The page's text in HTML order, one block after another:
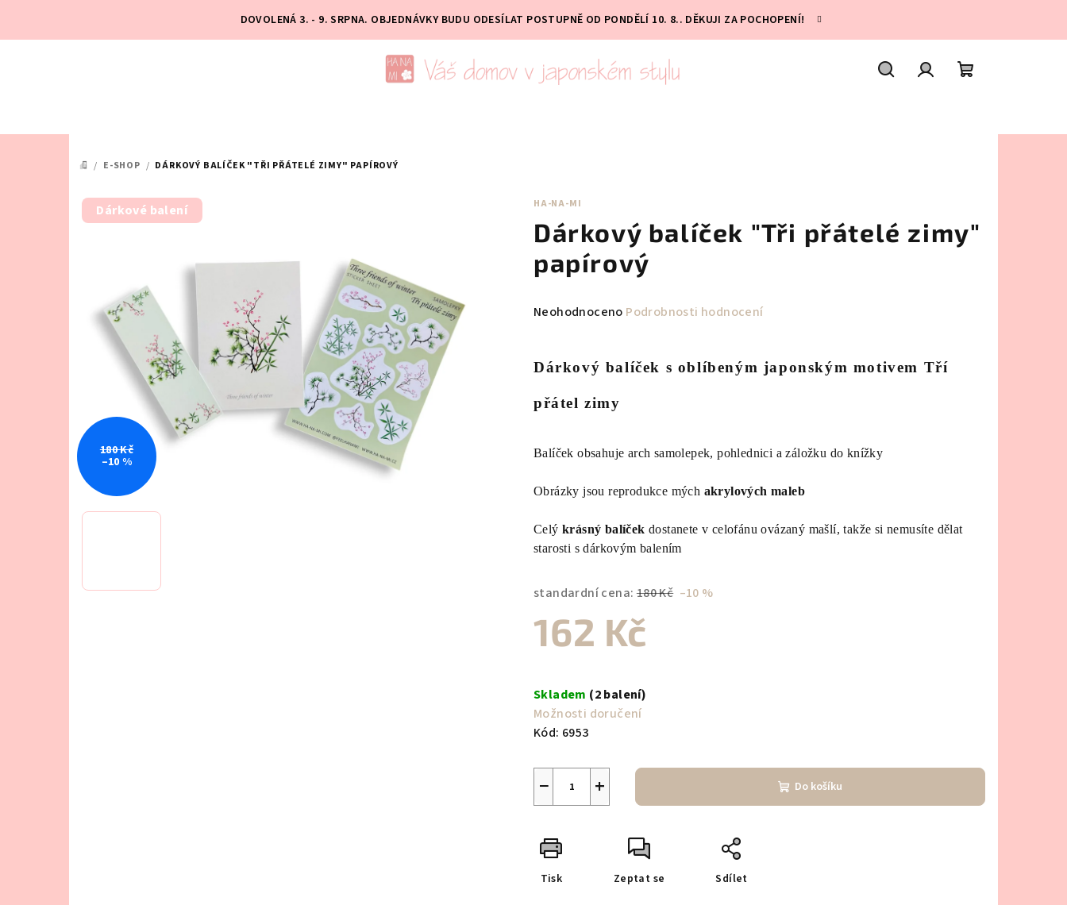
DOVOLENÁ 3. - 9. SRPNA. OBJEDNÁVKY BUDU ODESÍLAT POSTUPNĚ OD PONDĚLÍ 10. 8.. DĚKUJI ZA POCHOPENÍ!
košík
DOMŮ
/ E-SHOP / DÁRKOVÝ BALÍČEK "TŘI PŘÁTELÉ ZIMY" PAPÍROVÝ
HA-NA-MI
Dárkový balíček "Tři přátelé zimy"
papírový
Průměrné
je
z
hvězdiček.
Neohodnoceno Podrobnosti hodnocení
Dárkový balíček s oblíbeným japonským motivem Tří
přátel zimy
Balíček obsahuje arch samolepek, pohlednici a záložku do knížky
Obrázky jsou reprodukce mých akrylových maleb
Celý krásný balíček dostanete v celofánu ovázaný mašlí, takže si nemusíte dělat
starosti s dárkovým balením
standardní cena: 180 Kč –10 %
162 Kč
cena:
Skladem (2 balení)
Možnosti doručení
Kód: 6953
+
− Do košíku
Tisk Zeptat se Sdílet
Dárkové balení
180 Kč
–10 %